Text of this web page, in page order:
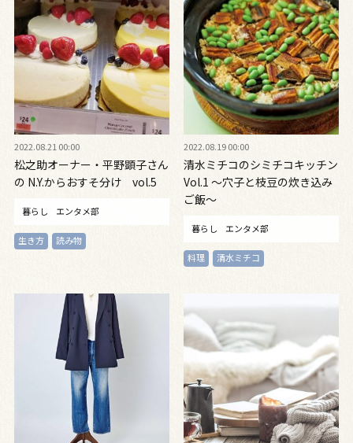
2022.08.21 00:00
松之助オーナー・平野顕子さん
の N.Y.からおすそ分け vol.5
暮らし エンタメ部
生き方 読み物
2022.08.19 00:00
清水ミチコのシミチコキッチン
Vol.1 〜穴子と枝豆の炊き込み
ご飯〜
暮らし エンタメ部
料理 清水ミチコ